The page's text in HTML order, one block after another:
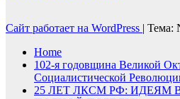
Сайт работает на WordPress | Тема:
Home
102-я годовщина Великой
Социалистической
25 ЛЕТ ЛКСМ РФ: ИДЕЯМ